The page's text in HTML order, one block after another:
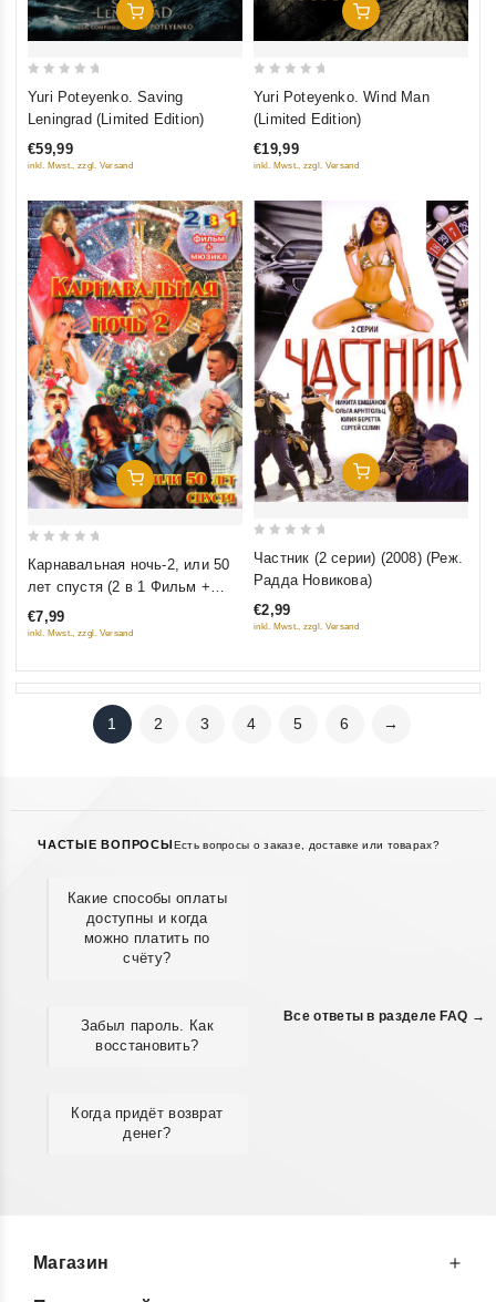
Добавить В Корзину
5
Yuri Poteyenko. Saving
Leningrad (Limited Edition)
€59,99
inkl. Mwst., zzgl. Versand
Добавить В Корзину
5
Yuri Poteyenko. Wind Man
(Limited Edition)
€19,99
inkl. Mwst., zzgl. Versand
Добавить В Корзину
out
5
Карнавальная ночь-2, или 50
лет спустя (2 в 1 Фильм +
мюзикл)
€7,99
inkl. Mwst., zzgl. Versand
Добавить В Корзину
5
Частник (2 серии) (2008) (Реж.
Радда Новикова)
€2,99
inkl. Mwst., zzgl. Versand
1 2 3 4 5 6 →
ЧАСТЫЕ ВОПРОСЫ Есть вопросы о заказе, доставке или товарах?
Какие способы оплаты
доступны и когда
можно платить по
счёту?
Забыл пароль. Как
восстановить?
Когда придёт возврат
денег?
Все ответы в разделе FAQ →
Магазин